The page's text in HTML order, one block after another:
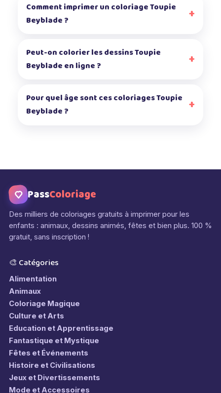
Comment imprimer un coloriage Toupie
Beyblade ?
Peut-on colorier les dessins Toupie
Beyblade en ligne ?
Pour quel âge sont ces coloriages Toupie
Beyblade ?
PassColoriage
Des milliers de coloriages gratuits à imprimer pour les
enfants : animaux, dessins animés, fêtes et bien plus. 100 %
gratuit, sans inscription !
🎨 Catégories
Alimentation
Animaux
Coloriage Magique
Culture et Arts
Education et Apprentissage
Fantastique et Mystique
Fêtes et Événements
Histoire et Civilisations
Jeux et Divertissements
Mode et Accessoires